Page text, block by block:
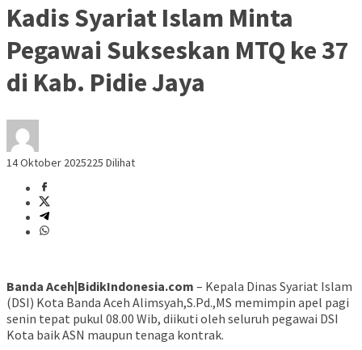
Kadis Syariat Islam Minta
Pegawai Sukseskan MTQ ke 37
di Kab. Pidie Jaya
14 Oktober 2025225 Dilihat
Banda Aceh|BidikIndonesia.com – Kepala Dinas Syariat Islam
(DSI) Kota Banda Aceh Alimsyah,S.Pd.,MS memimpin apel pagi
senin tepat pukul 08.00 Wib, diikuti oleh seluruh pegawai DSI
Kota baik ASN maupun tenaga kontrak.